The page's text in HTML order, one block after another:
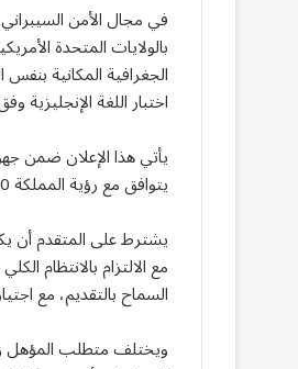
في مجال الأمن
اختبار اللغة الإنجليزية
يأتي هذا الإعلان ضمن
يتوافق مع رؤية المملكة 2030.
يشترط على المتقدم أن
مع الالتزام بالانتظام
السماح بالتقديم، مع
ويختلف متطلب المؤهل